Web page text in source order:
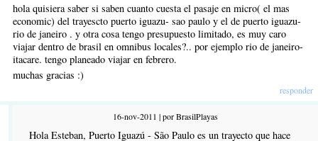
hola quisiera saber si saben cuanto cuesta el pasaje en micro( el mas
economic) del trayescto puerto iguazu- sao paulo y el de puerto iguazu-
rio de janeiro . y otra cosa tengo presupuesto limitado, es muy caro
viajar dentro de brasil en omnibus locales?.. por ejemplo rio de janeiro-
itacare. tengo planeado viajar en febrero.
muchas gracias :)
responder
16-nov-2011 | por BrasilPlayas
Hola Esteban, Puerto Iguazú - São Paulo es un trayecto que hace